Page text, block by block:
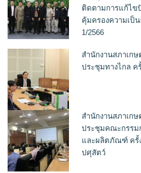
ติดตามการแก้ไข
คุ้มครองความเป็
1/2566
สำนักงานสภาเก
ประชุมทางไกล ค
สำนักงานสภาเก
ประชุมคณะกรรม
และผลิตภัณฑ์ ครั้
ปศุสัตว์